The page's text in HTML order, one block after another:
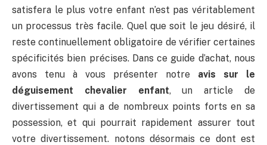
satisfera le plus votre enfant n’est pas véritablement
un processus très facile. Quel que soit le jeu désiré, il
reste continuellement obligatoire de vérifier certaines
spécificités bien précises. Dans ce guide d’achat, nous
avons tenu à vous présenter notre avis sur le
déguisement chevalier enfant, un article de
divertissement qui a de nombreux points forts en sa
possession, et qui pourrait rapidement assurer tout
votre divertissement. notons désormais ce dont est